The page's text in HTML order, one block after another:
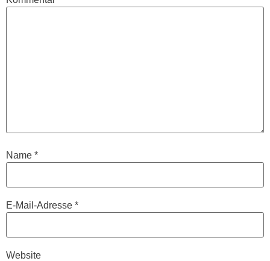
Name *
E-Mail-Adresse *
Website